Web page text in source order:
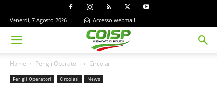
Venerdì, 7 Agosto 2026 Accesso webmail
Home Per gli Operatori Circolari
Per gli Operatori Circolari News